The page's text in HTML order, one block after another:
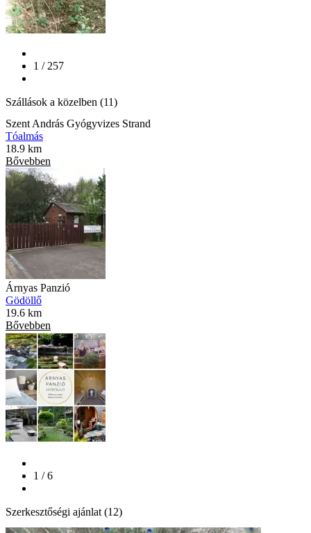
1 / 257
Szállások a közelben (11)
Szent András Gyógyvizes Strand
Tóalmás
18.9 km
Bővebben
Árnyas Panzió
Gödöllő
19.6 km
Bővebben
1 / 6
Szerkesztőségi ajánlat (12)